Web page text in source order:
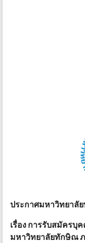
ประกาศมหาวิทยาลั
เรื่อง การรับสมัครบุ
มหาวิทยาลัยทักษิณ